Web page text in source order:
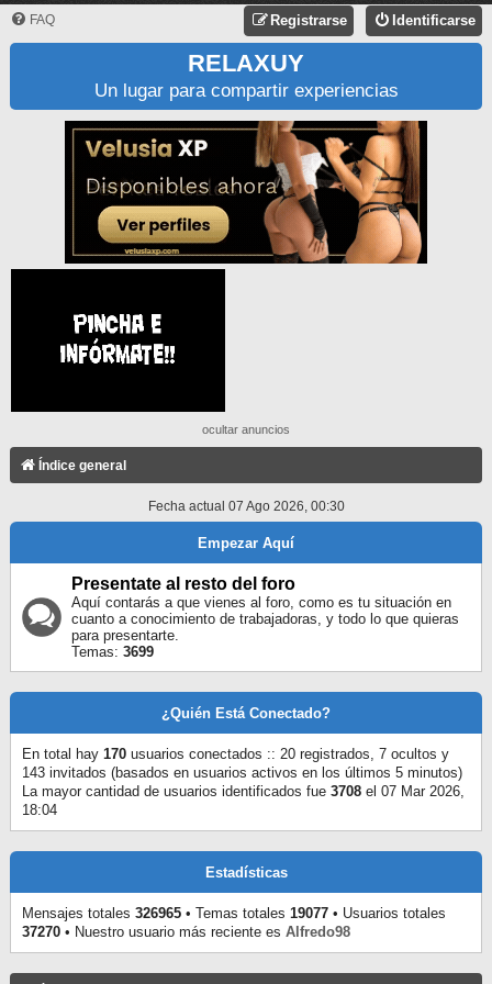
FAQ Identificarse
Registrarse
RELAXUY
Un lugar para compartir experiencias
ocultar anuncios
Índice general
Fecha actual 07 Ago 2026, 00:30
Empezar Aquí
Presentate al resto del foro
Aquí contarás a que vienes al foro, como es tu situación en
cuanto a conocimiento de trabajadoras, y todo lo que quieras
para presentarte.
Temas: 3699
¿Quién Está Conectado?
En total hay 170 usuarios conectados :: 20 registrados, 7 ocultos y
143 invitados (basados en usuarios activos en los últimos 5 minutos)
La mayor cantidad de usuarios identificados fue 3708 el 07 Mar 2026,
18:04
Estadísticas
Mensajes totales 326965 • Temas totales 19077 • Usuarios totales
37270 • Nuestro usuario más reciente es Alfredo98